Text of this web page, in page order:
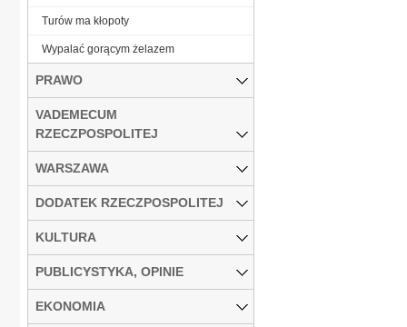
Turów ma kłopoty
Wypalać gorącym żelazem
PRAWO
VADEMECUM
RZECZPOSPOLITEJ
WARSZAWA
DODATEK RZECZPOSPOLITEJ
KULTURA
PUBLICYSTYKA, OPINIE
EKONOMIA